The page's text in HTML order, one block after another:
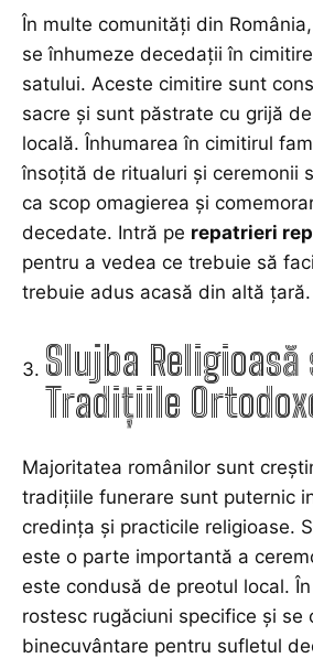
În multe comunități din
se înhumeze decedații în
satului. Aceste cimitire sunt
sacre și sunt păstrate cu grijă
locală. Înhumarea în cimitirul
însoțită de ritualuri și ceremonii
ca scop omagierea și
decedate. Intră pe repatrieri
pentru a vedea ce trebuie să
trebuie adus acasă din altă țară.
Slujba Religioasă
Tradițiile
Majoritatea românilor sunt
tradițiile funerare sunt puternic
credința și practicile religioase.
este o parte importantă a
este condusă de preotul local.
rostesc rugăciuni specifice și se
binecuvântare pentru sufletul